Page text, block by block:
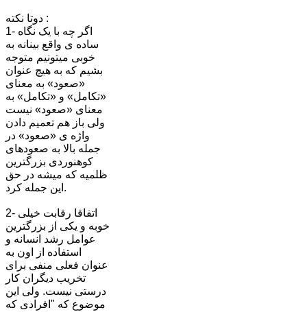
دوتا نکته :
1- اگر چه با یک نگاه
ساده ی واقع بینانه به
خوبی میتونیم متوجه
بشیم که به هیچ عنوان
«صعود» به معنای
«تکامل» و «تکامل» به
معنای «صعود» نیست
ولی باز هم تعمیم دادن
واژه ی «صعود» در
جمله بالا به صعودهای
کوهنوردی بزرگترین
ظلمیه که میشه در حق
این جمله کرد.
2- اتفاقا رقابت خیلی
خوبه و یکی از بزرگترین
عوامل رشد انسانه و
استفاده از اون به
عنوان فعلی منفی برای
تخریب دیگران کار
درستی نیست. ولی این
موضوع که "افرادی که